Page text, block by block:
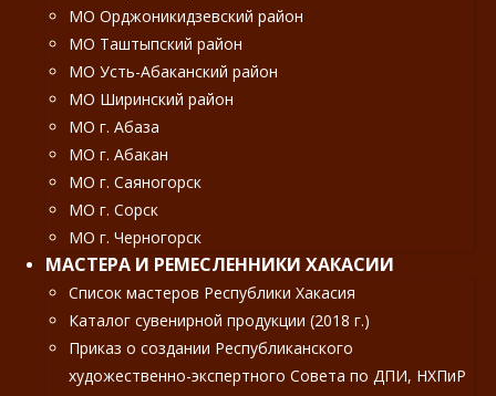
МО Орджоникидзевский район
МО Таштыпский район
МО Усть-Абаканский район
МО Ширинский район
МО г. Абаза
МО г. Абакан
МО г. Саяногорск
МО г. Сорск
МО г. Черногорск
МАСТЕРА И РЕМЕСЛЕННИКИ ХАКАСИИ
Список мастеров Республики Хакасия
Каталог сувенирной продукции (2018 г.)
Приказ о создании Республиканского
художественно-экспертного Совета по ДПИ, НХПиР